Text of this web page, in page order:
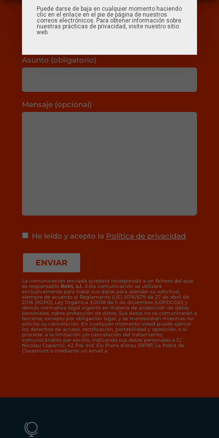
Correo electrónico (obligatorio)
Asunto (obligatorio)
Mensaje (opcional)
He leído y acepto la Política de privacidad
La comunicación enviada quedará incorporada a un fichero del que
es responsable Rotri, s.l.. Esta comunicación se utilizará
exclusivamente para tratar sus datos para atender su solicitud,
siempre de acuerdo al Reglamento (UE) 2016/679 de 27 de abril de
2016 (RGPD), Ley Orgánica 3/2018 de 5 de diciembre (LOPDGDD) y
demás normativa legal vigente en materia de protección de datos
personales, sobre protección de datos. Sus datos no se comunicarán a
terceros, excepto por obligación legal, y se mantendrán mientras no
solicite su cancelación. En cualquier momento usted puede ejercer
los derechos de acceso, rectificación, portabilidad y oposición, o si
procede, a la limitación y/o cancelación del tratamiento,
comunicándolo por escrito, indicando sus datos personales a C/
Nicolau Copernic, 42 Pol. Ind. Els Plans d’Arau 08787, La Pobla de
Claramunt o mediante un email a
.

Puede darse de baja en cualquier momento haciendo
clic en el enlace en el pie de página de nuestros
correos electrónicos. Para obtener información sobre
nuestras prácticas de privacidad, visite nuestro sitio
web.